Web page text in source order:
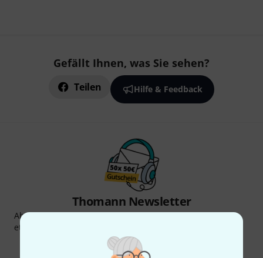
Gefällt Ihnen, was Sie sehen?
Teilen Hilfe & Feedback
Thomann Newsletter
Abonniere den Thomann Newsletter und gewinne mit
etwas Glück einen von
Inspirierende Beiträge
Deals